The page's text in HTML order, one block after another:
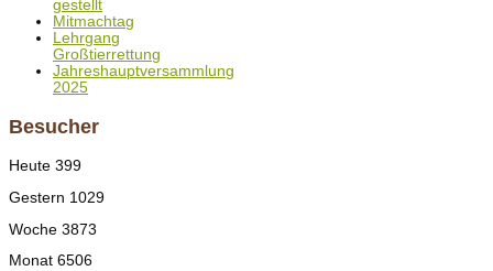
gestellt
Mitmachtag
Lehrgang
Großtierrettung
Jahreshauptversammlung
2025
Besucher
Heute 399
Gestern 1029
Woche 3873
Monat 6506